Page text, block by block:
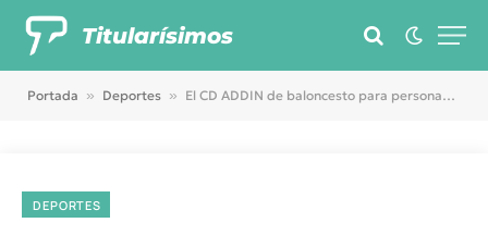
Titularísimos
Portada » Deportes » El CD ADDIN de baloncesto para personas con discapacidad intelectual jugará la nueva Copa de Campeones nacional
DEPORTES